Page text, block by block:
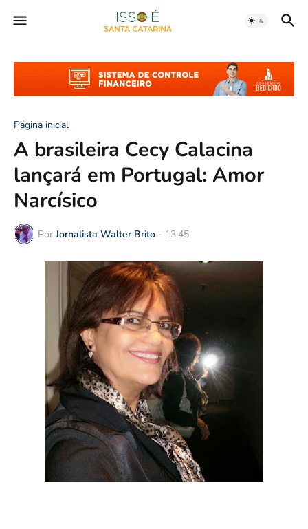
Página inicial
A brasileira Cecy Calacina
lançará em Portugal: Amor
Narcísico
Por Jornalista Walter Brito - 13:45